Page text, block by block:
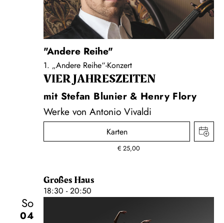
"Andere Reihe"
1. „Andere Reihe“-Konzert
VIER JAHRESZEITEN
mit Stefan Blunier & Henry Flory
Werke von Antonio Vivaldi
Karten
€ 25,00
Großes Haus
18:30 - 20:50
So
04